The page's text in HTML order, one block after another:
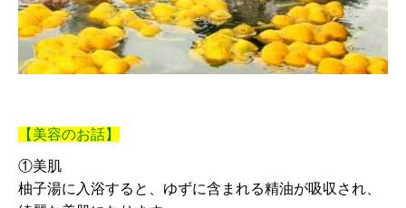
【美容のお話】
①美肌
柚子湯に入浴すると、ゆずに含まれる精油が吸収され、